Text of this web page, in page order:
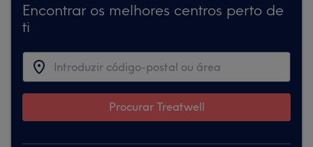
Encontrar os melhores centros perto de
ti
Procurar Treatwell